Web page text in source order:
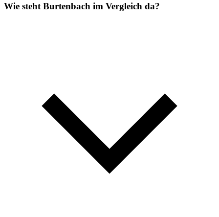
Wie steht Burtenbach im Vergleich da?